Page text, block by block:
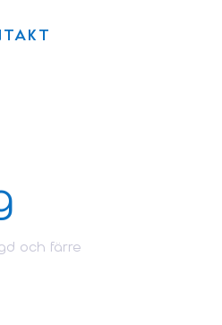
och färre